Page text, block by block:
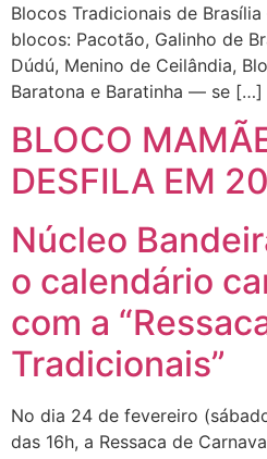
Blocos Tradicionais de
blocos: Pacotão, Galinho de
Dúdú, Menino de Ceilândia,
Baratona e Baratinha — se […]
BLOCO
DESFILA EM
Núcleo
o calendário
com a
Tradicionais”
No dia 24 de fevereiro
das 16h, a Ressaca de